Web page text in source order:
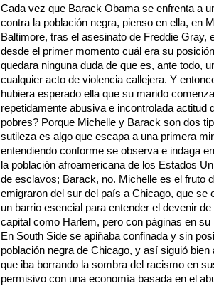
Cada vez que Barack Obama se enfrenta a
contra la población negra, pienso en ella, en
Baltimore, tras el asesinato de Freddie Gray,
desde el primer momento cuál era su
quedara ninguna duda de que es, ante todo,
cualquier acto de violencia callejera. Y
hubiera esperado ella que su marido
repetidamente abusiva e incontrolada actitud
pobres? Porque Michelle y Barack son dos
sutileza es algo que escapa a una primera
entendiendo conforme se observa e indaga
la población afroamericana de los Estados
de esclavos; Barack, no. Michelle es el fruto
emigraron del sur del país a Chicago, que se
un barrio esencial para entender el devenir
capital como Harlem, pero con páginas en
En South Side se apiñaba confinada y sin
población negra de Chicago, y así siguió
que iba borrando la sombra del racismo en
permisivo con una economía basada en el